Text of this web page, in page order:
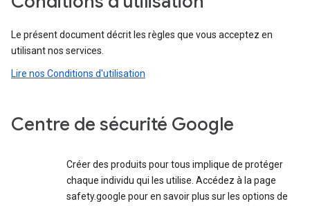
Le présent document décrit les règles que vous acceptez en
utilisant nos services.
Lire nos Conditions d'utilisation
Centre de sécurité Google
Créer des produits pour tous implique de protéger
chaque individu qui les utilise. Accédez à la page
safety.google pour en savoir plus sur les options de